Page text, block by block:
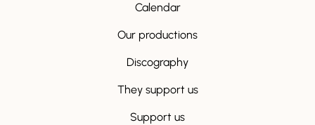
Calendar
Our productions
Discography
They support us
Support us